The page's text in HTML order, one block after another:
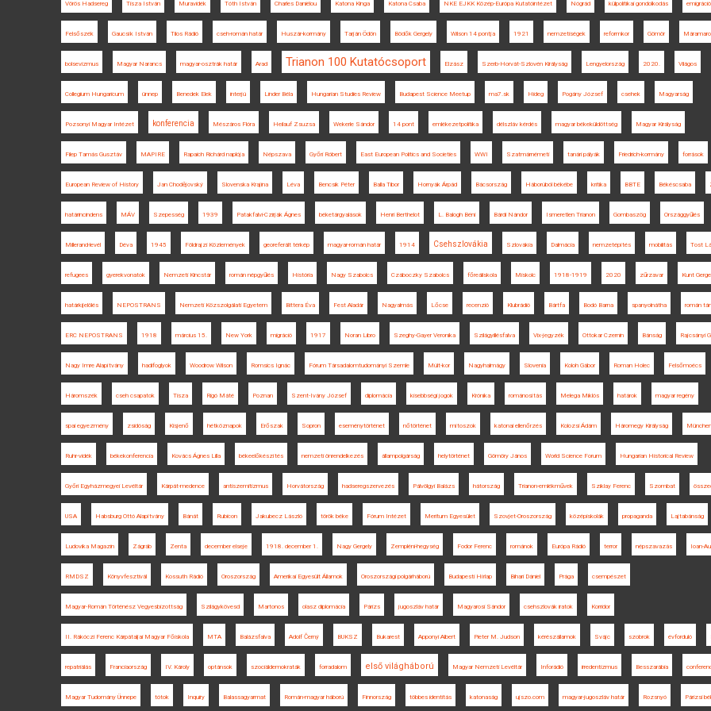
Vörös Hadsereg Tisza István Muravidék Tóth István Charles Daniélou Katona Kinga Katona Csaba NKE EJKK Közép-Európa Kutatóintézet Nógrád külpolitikai gondolkodás emigráció
Felsőszék Gaucsík István Tilos Rádió cseh-román határ Huszár-kormány Tarján Ödön Bödők Gergely Wilson 14 pontja 1921 nemzetiségek reformkor Gömör
bolsevizmus Magyar Narancs magyar-osztrák határ Arad Trianon 100 Kutatócsoport Elzász Szerb-Horvát-Szlovén Királyság Lengyelország 2020. Világos
Collegium Hungaricum ünnep Benedek Elek interjú Linder Béla Hungarian Studies Review Budapest Science Meetup ma7.sk Hideg Pogány József csehek Magyarság
Pozsonyi Magyar Intézet konferencia Mészáros Flóra Heilauf Zsuzsa Wekerle Sándor 14 pont emlékezetpolitika délszláv kérdés magyar békeküldöttség Magyar Királyság
Filep Tamás Gusztáv MAPIRE Rapaich Richárd naplója Népszava Győri Róbert East European Politics and Societies WWI Szatmárnémeti tanári pályák Friedrich-kormány források
European Review of History Jan Chodějovský Slovenska Krajina Léva Bencsik Péter Balla Tibor Hornyák Árpád Bácsország Háborúból békébe kritika BBTE Békéscsaba
határincindens MÁV Szepesség 1939 Patakfalvi-Czirják Ágnes béketárgyalások Henri Berthelot L. Balogh Béni Bárdi Nándor Ismeretlen Trianon Gombaszög Országgyűlés
Millerand-levél Déva 1945 Földrajzi Közlemények georeferált térkép magyar-román határ 1914 Csehszlovákia Szlovákia Dalmácia nemzetépítés mobilitás Tost
refugees gyerekvonatok Nemzeti Kincstár román népgyűlés História Nagy Szabolcs Czáboczky Szabolcs főreáliskola Miskolc 1918-1919 2020 zűrzavar Kunt
határkijelölés NEPOSTRANS Nemzeti Közszolgálati Egyetem Bittera Éva Fest Aladár Nagyalmás Lőcse recenzió Klubrádió Bártfa Bodó Barna spanyolnátha román
ERC NEPOSTRANS 1918 március 15. New York migráció 1917 Noran Libro Szeghy-Gayer Veronika Szilágyillésfalva Vix-jegyzék Ottokar Czernin Bánság Rajcsányi
Nagy Imre Alapítvány hadifoglyok Woodrow Wilson Romsics Ignác Fórum Társadalomtudományi Szemle Múlt-kor Nagyhalmágy Slovenia Koloh Gábor Roman Holec Felsőmoécs
Háromszék cseh csapatok Tisza Rigó Máté Poznan Szent-Ivány József diplomácia kisebbségi jogok Krónika románosítás Melega Miklós határok magyar regény
spai egyezmény zsidóság Kisjenő hétköznapok Erőszak Sopron eseménytörténet nőtörténet mítoszok katonai ellenőrzés Kolozsi Ádám Háromegy Királyság München
Ruhr-vidék békekonferencia Kovács Ágnes Lilla békeelőkészítés nemzeti önrendelkezés állampolgárság helytörténet Gömöry János World Science Forum Hungarian Historical Review
Győri Egyházmegyei Levéltár Kárpát-medence antiszemitizmus Horvátország hadseregszervezés Pálvölgyi Balázs hátország Trianon-emlékművek Sziklay Ferenc Szombat
USA Habsburg Ottó Alapítvány Bánát Rubicon Jakubecz László török béke Fórum Intézet Meritum Egyesület Szovjet-Oroszország középiskolák propaganda Lajtabánság
Ludovika Magazin Zágráb Zenta december elseje 1918. december 1. Nagy Gergely Zempléni-hegység Fodor Ferenc románok Európa Rádió terror népszavazás Ioan-
RMDSZ Könyvfesztivál Kossuth Rádió Oroszország Amerikai Egyesült Államok Oroszországi polgárháború Budapesti Hírlap Bihari Dániel Prága csempészet
Magyar-Román Történész Vegyesbizottság Szilágykövesd Martonos olasz diplomácia Párizs jugoszláv határ Magyarosi Sándor csehszlovák iratok Korridor
II. Rákóczi Ferenc Kárpátaljai Magyar Főiskola MTA Balázsfalva Adolf Černý BUKSZ Bukarest Apponyi Albert Pieter M. Judson kérészállamok Svájc szobrok évforduló
repatriálás Franciaország IV. Károly optánsok szociáldemokraták forradalom első világháború Magyar Nemzeti Levéltár Inforádió irredentizmus Besszarábia
Magyar Tudomány Ünnepe tótok Inquiry Balassagyarmat Román-magyar háború Finnország többes identitás katonaság ujszo.com magyar-jugoszláv határ Rozsnyó Párizsi